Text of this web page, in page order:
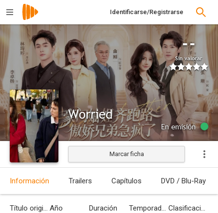
Identificarse/Registrarse
--
Sin valorar
Worried
En emisión
Marcar ficha
Información Trailers Capítulos DVD / Blu-Ray
Título original Año Duración Temporadas Clasificación por edades